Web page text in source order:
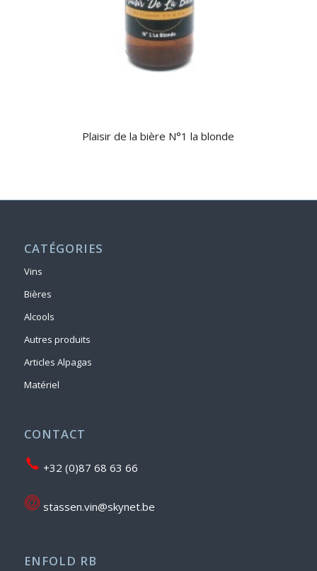
Plaisir de la bière N°1 la blonde
CATÉGORIES
Vins
Bières
Alcools
Autres produits
Articles Alpagas
Matériel
CONTACT
+32 (0)87 68 63 66
stassen.vin@skynet.be
ENFOLD RB